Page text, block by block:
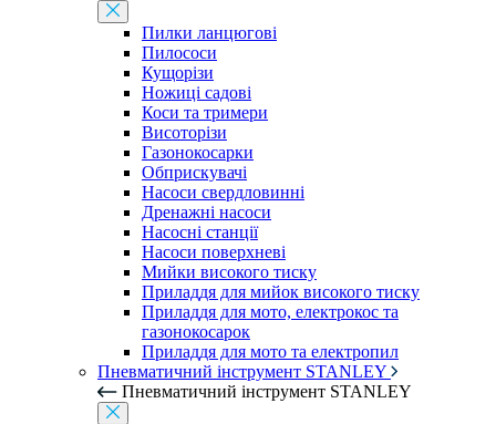
Пилки ланцюгові
Пилососи
Кущорізи
Ножиці садові
Коси та тримери
Висоторізи
Газонокосарки
Обприскувачі
Насоси свердловинні
Дренажні насоси
Насосні станції
Насоси поверхневі
Мийки високого тиску
Приладдя для мийок високого тиску
Приладдя для мото, електрокос та
газонокосарок
Приладдя для мото та електропил
Пневматичний інструмент STANLEY
Пневматичний інструмент STANLEY